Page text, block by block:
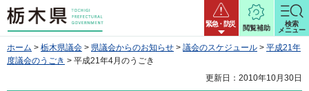
栃木県 緊急・防災
閲覧補助
検索
メニュー
ホーム > 栃木県議会 > 県議会からのお知らせ > 議会のスケジュール > 平成21年
度議会のうごき > 平成21年4月のうごき
更新日：2010年10月30日